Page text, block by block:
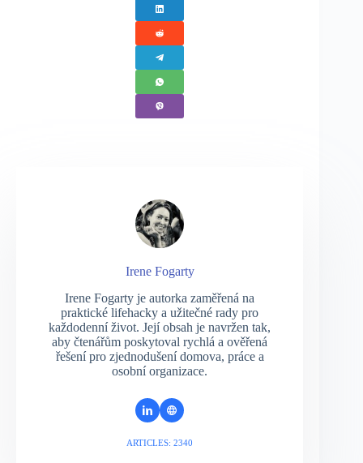
Irene Fogarty
Irene Fogarty je autorka zaměřená na
praktické lifehacky a užitečné rady pro
každodenní život. Její obsah je navržen tak,
aby čtenářům poskytoval rychlá a ověřená
řešení pro zjednodušení domova, práce a
osobní organizace.
ARTICLES: 2340